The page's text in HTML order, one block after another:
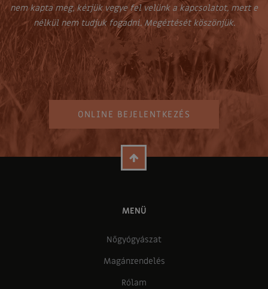
nem kapta meg, kérjük vegye fel velünk a kapcsolatot, mert e
nélkül nem tudjuk fogadni. Megértését köszönjük.
ONLINE BEJELENTKEZÉS
MENÜ
Nőgyógyászat
Magánrendelés
Rólam